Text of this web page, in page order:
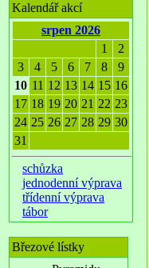
Kalendář akcí
srpen 2026
1
2
3
4 5 6 7 8
9
10 11 12 13 14 15 16
17 18 19 20 21 22 23
24 25 26 27 28 29 30
31
schůzka
jednodenní výprava
třídenní výprava
tábor
Březové lístky